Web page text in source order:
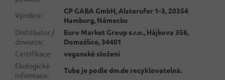
Výrobce:
CP GABA GmbH, Alsterufer 1-3, 20354
Hamburg, Německo
Distributor /
dovozce:
Euro Market Group s.r.o., Hájkova 356,
Domažlice, 34401
Certifikace:
veganské složení
Ekologické
informace:
Tuba je podle dm.de recyklovatelná.